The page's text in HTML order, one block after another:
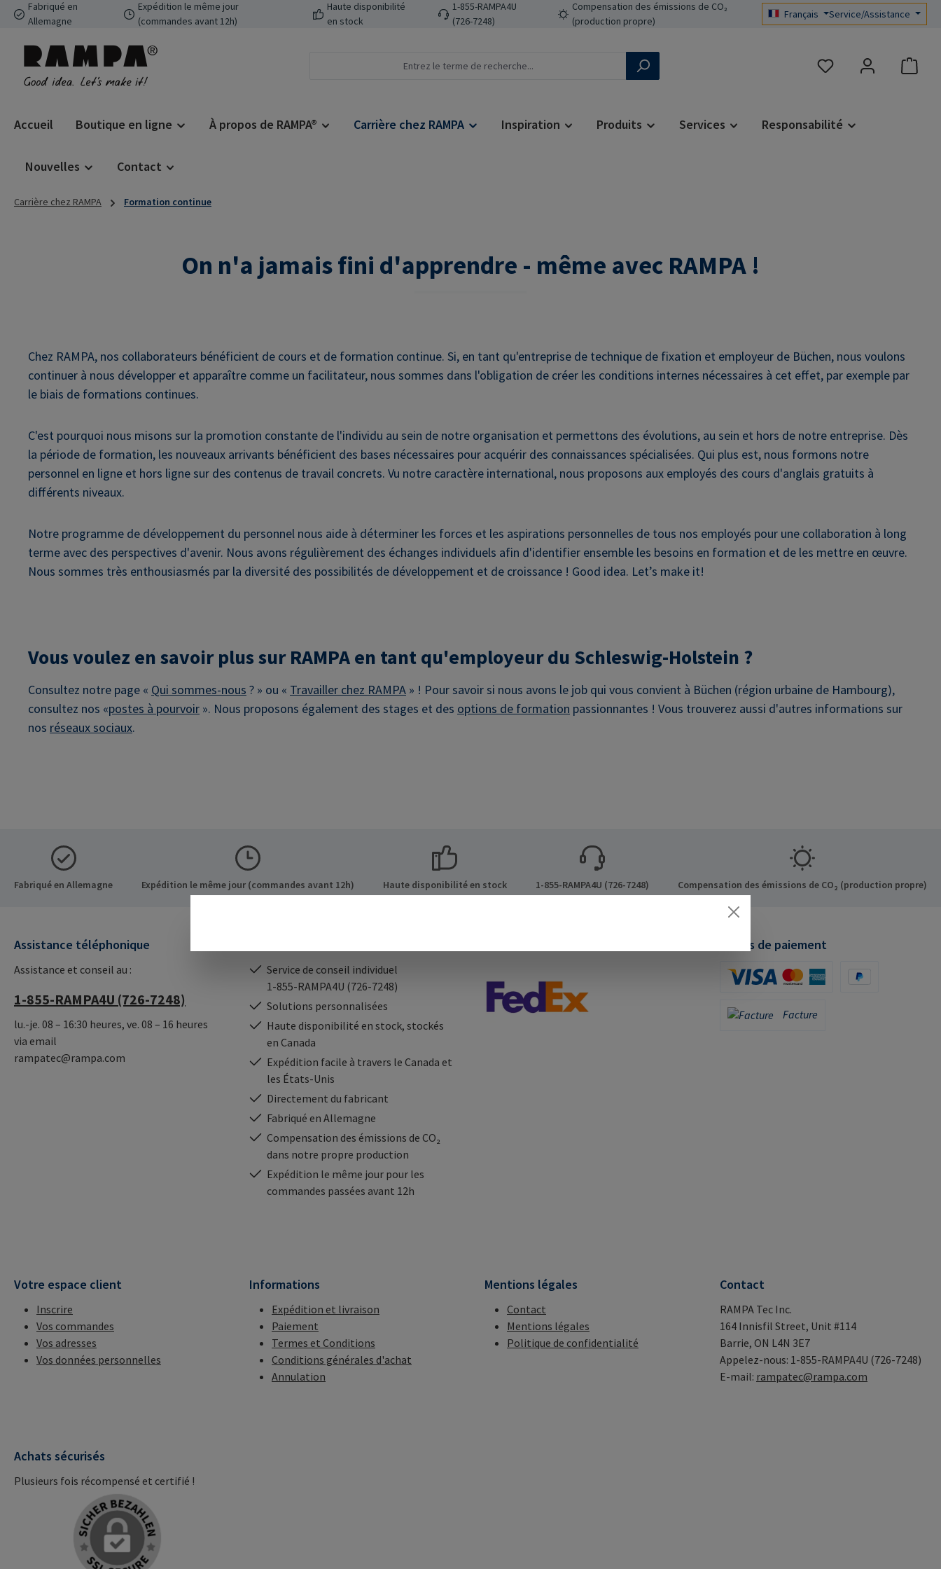
au contenu principal
Passer à la recherche
Passer à la navigation principale
Fabriqué en
Allemagne
Expédition le même jour
(commandes avant 12h)
Haute disponibilité
en stock
1-855-RAMPA4U
(726-7248)
Compensation des émissions de CO₂
(production propre)
Français Service/Assistance
Vous avez 0 articles
Accueil Boutique en ligne À propos de RAMPA® Carrière chez RAMPA Inspiration Produits Services Responsabilité
Nouvelles Contact
Carrière chez RAMPA Formation continue
On n'a jamais fini d'apprendre - même avec RAMPA !
Chez RAMPA, nos collaborateurs bénéficient de cours et de formation continue. Si, en tant qu'entreprise de technique de fixation et employeur de Büchen, nous voulons
continuer à nous développer et apparaître comme un facilitateur, nous sommes dans l'obligation de créer les conditions internes nécessaires à cet effet, par exemple par
le biais de formations continues.
C'est pourquoi nous misons sur la promotion constante de l'individu au sein de notre organisation et permettons des évolutions, au sein et hors de notre entreprise. Dès
la période de formation, les nouveaux arrivants bénéficient des bases nécessaires pour acquérir des connaissances spécialisées. Qui plus est, nous formons notre
personnel en ligne et hors ligne sur des contenus de travail concrets. Vu notre caractère international, nous proposons aux employés des cours d'anglais gratuits à
différents niveaux.
Notre programme de développement du personnel nous aide à déterminer les forces et les aspirations personnelles de tous nos employés pour une collaboration à long
terme avec des perspectives d'avenir. Nous avons régulièrement des échanges individuels afin d'identifier ensemble les besoins en formation et de les mettre en œuvre.
Nous sommes très enthousiasmés par la diversité des possibilités de développement et de croissance ! Good idea. Let’s make it!
Vous voulez en savoir plus sur RAMPA en tant qu'employeur du Schleswig-Holstein ?
Consultez notre page « Qui sommes-nous ? » ou « Travailler chez RAMPA » ! Pour savoir si nous avons le job qui vous convient à Büchen (région urbaine de Hambourg),
consultez nos «postes à pourvoir ». Nous proposons également des stages et des options de formation passionnantes ! Vous trouverez aussi d'autres informations sur
nos réseaux sociaux.
Fabriqué en Allemagne Expédition le même jour (commandes avant 12h) Haute disponibilité en stock 1-855-RAMPA4U (726-7248) Compensation des émissions de CO₂ (production propre)
Assistance téléphonique
Assistance et conseil au :
1-855-RAMPA4U (726-7248)
lu.-je. 08 – 16:30 heures, ve. 08 – 16 heures
via email
rampatec@rampa.com
Service de conseil individuel
1-855-RAMPA4U (726-7248)
Solutions personnalisées
Haute disponibilité en stock, stockés
en Canada
Expédition facile à travers le Canada et
les États-Unis
Directement du fabricant
Fabriqué en Allemagne
Compensation des émissions de CO₂
dans notre propre production
Expédition le même jour pour les
commandes passées avant 12h
Modes de paiement
Facture
Facture
Votre espace client
Inscrire
Vos commandes
Vos adresses
Vos données personnelles
Informations
Expédition et livraison
Paiement
Termes et Conditions
Conditions générales d'achat
Annulation
Mentions légales
Contact
Mentions légales
Politique de confidentialité
Contact
RAMPA Tec Inc.
164 Innisfil Street, Unit #114
Barrie, ON L4N 3E7
Appelez-nous: 1-855-RAMPA4U (726-7248)
E-mail: rampatec@rampa.com
Achats sécurisés
Plusieurs fois récompensé et certifié !